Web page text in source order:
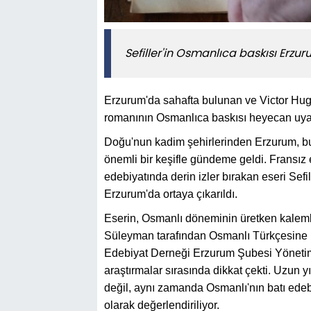
Sefiller'in Osmanlıca baskısı
Erzurum'da sahafta bulunan ve Victor
romanının Osmanlıca baskısı heyecan
Doğu'nun kadim şehirlerinden Erzurum,
önemli bir keşifle gündeme geldi.
edebiyatında derin izler bırakan eseri
Erzurum'da ortaya çıkarıldı.
Eserin, Osmanlı döneminin üretken
Süleyman tarafından Osmanlı
Edebiyat Derneği Erzurum Şubesi
araştırmalar sırasında dikkat çekti. Uzun
değil, aynı zamanda Osmanlı'nın batı
olarak değerlendiriliyor.